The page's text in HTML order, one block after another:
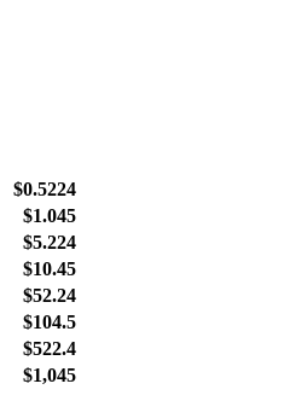
$0.5224
$1.045
$5.224
$10.45
$52.24
$104.5
$522.4
$1,045